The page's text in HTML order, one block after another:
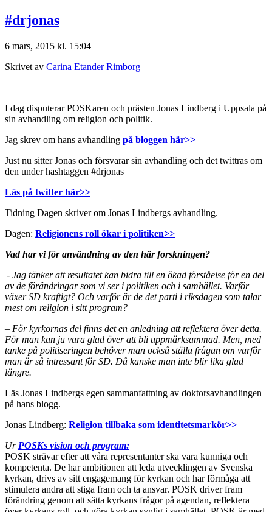
#drjonas
6 mars, 2015 kl. 15:04
Skrivet av Carina Etander Rimborg
I dag disputerar POSKaren och prästen Jonas Lindberg i Uppsala på
sin avhandling om religion och politik.
Jag skrev om hans avhandling på bloggen här>>
Just nu sitter Jonas och försvarar sin avhandling och det twittras om
den under hashtaggen #drjonas
Läs på twitter här>>
Tidning Dagen skriver om Jonas Lindbergs avhandling.
Dagen: Religionens roll ökar i politiken>>
Vad har vi för användning av den här forskningen?
- Jag tänker att resultatet kan bidra till en ökad förståelse för en del
av de förändringar som vi ser i politiken och i samhället. Varför
växerSD kraftigt? Och varför är de det parti i riksdagen som talar
mest om religion i sitt program?
– För kyrkornas del finns det en anledning att reflektera över detta.
För man kan ju vara glad över att bli uppmärksammad. Men, med
tanke på politiseringen behöver man också ställa frågan om varför
man är så intressant för SD. Då kanske man inte blir lika glad
längre.
Läs Jonas Lindbergs egen sammanfattning av doktorsavhandlingen
på hans blogg.
Jonas Lindberg: Religion tillbaka som identitetsmarkör>>
Ur POSKs vision och program:
POSK strävar efter att våra representanter ska vara kunniga och
kompetenta. De har ambitionen att leda utvecklingen av Svenska
kyrkan, drivs av sitt engagemang för kyrkan och har förmåga att
stimulera andra att stiga fram och ta ansvar. POSK driver fram
förändring genom att sätta kyrkans frågor på agendan, reflektera